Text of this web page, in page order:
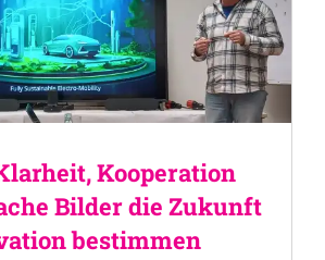
Kooperation
Bilder die Zukunft
bestimmen